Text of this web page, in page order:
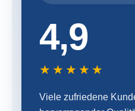
4,9
★★★★★
Viele zufriedene